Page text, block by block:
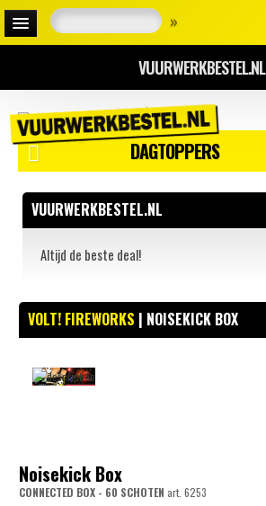
»
VUURWERKBESTEL.NL
DAGTOPPERS
VUURWERKBESTEL.NL
Altijd de beste deal!
VOLT! FIREWORKS | NOISEKICK BOX
Noisekick Box
CONNECTED BOX - 60 SCHOTEN art. 6253